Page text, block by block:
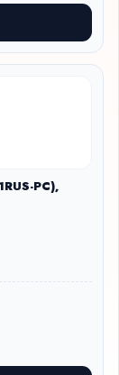
PC),